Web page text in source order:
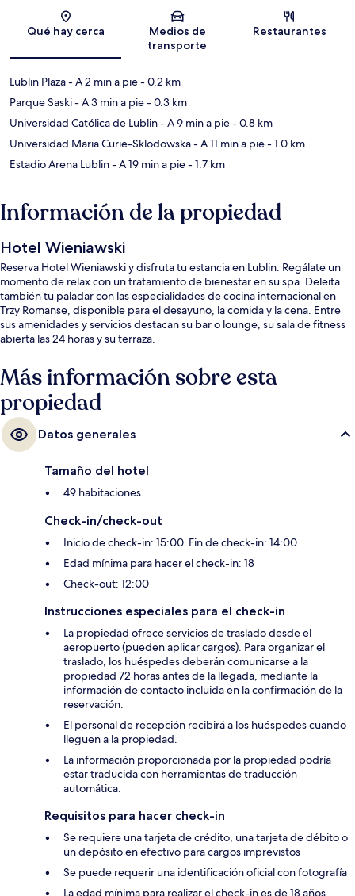
Sección del mapa
Qué hay cerca
Medios de
transporte
Restaurantes
Lublin Plaza- A 2 min a pie- 0.2 km
Parque Saski- A 3 min a pie- 0.3 km
Universidad Católica de Lublin- A 9 min a pie- 0.8 km
Universidad Maria Curie-Sklodowska- A 11 min a pie- 1.0 km
Estadio Arena Lublin- A 19 min a pie- 1.7 km
Información de la propiedad
Hotel Wieniawski
Reserva Hotel Wieniawski y disfruta tu estancia en Lublin. Regálate un
momento de relax con un tratamiento de bienestar en su spa. Deleita
también tu paladar con las especialidades de cocina internacional en
Trzy Romanse, disponible para el desayuno, la comida y la cena. Entre
sus amenidades y servicios destacan su bar o lounge, su sala de fitness
abierta las 24 horas y su terraza.
Más información sobre esta
propiedad
Datos generales
Tamaño del hotel
49 habitaciones
Check-in/check-out
Inicio de check-in: 15:00. Fin de check-in: 14:00
Edad mínima para hacer el check-in: 18
Check-out: 12:00
Instrucciones especiales para el check-in
La propiedad ofrece servicios de traslado desde el
aeropuerto (pueden aplicar cargos). Para organizar el
traslado, los huéspedes deberán comunicarse a la
propiedad 72 horas antes de la llegada, mediante la
información de contacto incluida en la confirmación de la
reservación.
El personal de recepción recibirá a los huéspedes cuando
lleguen a la propiedad.
La información proporcionada por la propiedad podría
estar traducida con herramientas de traducción
automática.
Requisitos para hacer check-in
Se requiere una tarjeta de crédito, una tarjeta de débito o
un depósito en efectivo para cargos imprevistos
Se puede requerir una identificación oficial con fotografía
La edad mínima para realizar el check-in es de 18 años